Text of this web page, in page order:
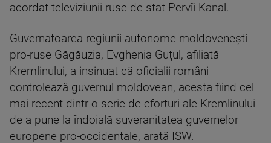
acordat televiziunii ruse de stat Pervîi Kanal.
Guvernatoarea regiunii autonome moldoveneşti
pro-ruse Găgăuzia, Evghenia Guţul, afiliată
Kremlinului, a insinuat că oficialii români
controlează guvernul moldovean, acesta fiind cel
mai recent dintr-o serie de eforturi ale Kremlinului
de a pune la îndoială suveranitatea guvernelor
europene pro-occidentale, arată ISW.